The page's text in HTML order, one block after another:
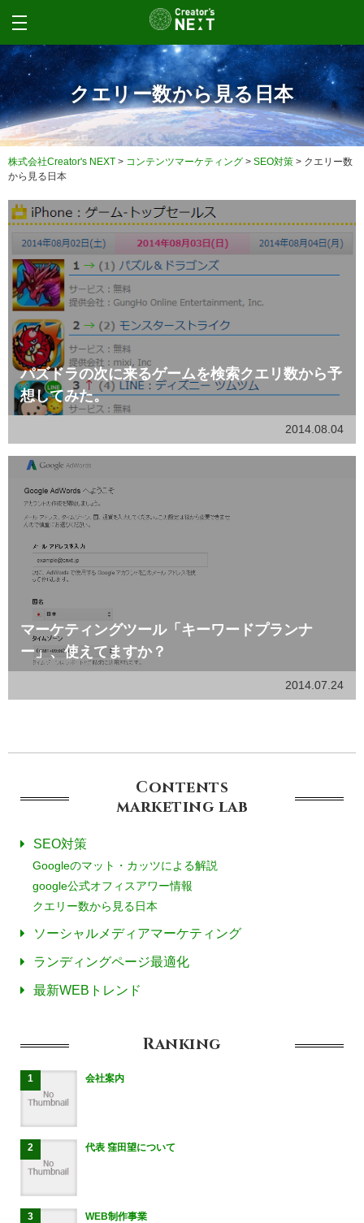
クエリー数から見る日本
株式会社Creator's NEXT > コンテンツマーケティング > SEO対策 > クエリー数
から見る日本
パズドラの次に来るゲームを検索クエリ数から予
想してみた。
2014.08.04
マーケティングツール「キーワードプランナ
ー」、使えてますか？
2014.07.24
Contents
marketing lab
SEO対策
Googleのマット・カッツによる解説
google公式オフィスアワー情報
クエリー数から見る日本
ソーシャルメディアマーケティング
ランディングページ最適化
最新WEBトレンド
Ranking
会社案内
代表 窪田望について
WEB制作事業